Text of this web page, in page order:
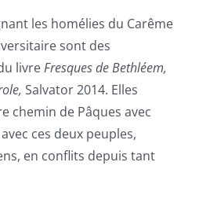
les homélies du Carême
sont des
livreFresques de Bethléem,
Salvator 2014. Elles
chemin de Pâques avec
ces deux peuples,
en conflits depuis tant